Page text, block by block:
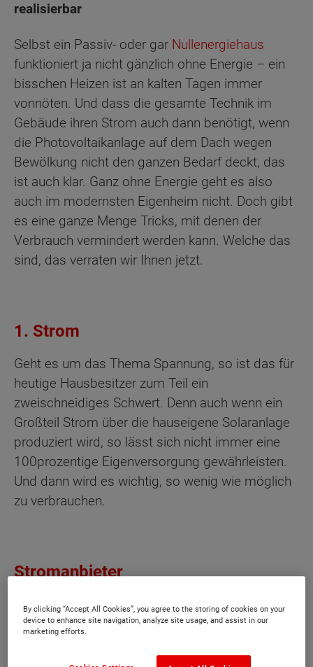
realisierbar
Selbst ein Passiv- oder gar Nullenergiehaus
funktioniert ja nicht gänzlich ohne Energie – ein
bisschen Heizen ist an kalten Tagen immer
vonnöten. Und dass die gesamte Technik im
Gebäude ihren Strom auch dann benötigt, wenn
die Photovoltaikanlage auf dem Dach wegen
Bewölkung nicht den ganzen Bedarf deckt, das
ist auch klar. Ganz ohne Energie geht es also
auch im modernsten Eigenheim nicht. Doch gibt
es eine ganze Menge Tricks, mit denen der
Verbrauch vermindert werden kann. Welche das
sind, das verraten wir Ihnen jetzt.
1. Strom
Geht es um das Thema Spannung, so ist das für
heutige Hausbesitzer zum Teil ein
zweischneidiges Schwert. Denn auch wenn ein
Großteil Strom über die hauseigene Solaranlage
produziert wird, so lässt sich nicht immer eine
100prozentige Eigenversorgung gewährleisten.
Und dann wird es wichtig, so wenig wie möglich
zu verbrauchen.
Stromanbieter
Der erste Schritt sollte deshalb sein, sich einen
wirklich passenden Stromanbieter zu suchen. Je
dann wichtig, darauf zu achten, einen Versorger
By clicking “Accept All Cookies”, you agree to the storing of cookies on your
device to enhance site navigation, analyze site usage, and assist in our
marketing efforts.